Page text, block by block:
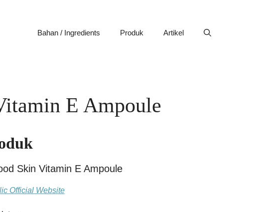
Bahan / Ingredients Produk Artikel
E Ampoule
Skin Vitamin E Ampoule
Official Website